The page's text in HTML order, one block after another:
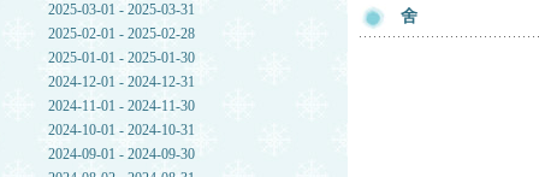
2025-03-01 - 2025-03-31
2025-02-01 - 2025-02-28
2025-01-01 - 2025-01-30
2024-12-01 - 2024-12-31
2024-11-01 - 2024-11-30
2024-10-01 - 2024-10-31
2024-09-01 - 2024-09-30
舍